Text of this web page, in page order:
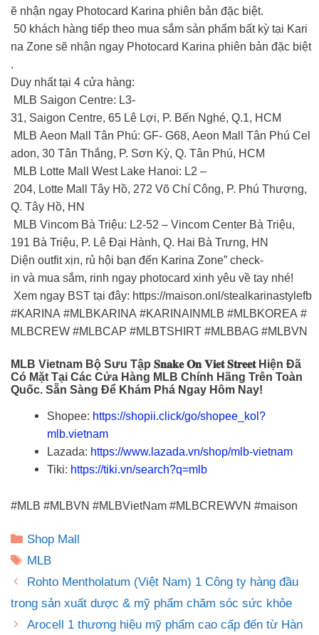
ẽ nhận ngay Photocard Karina phiên bản đặc biệt.
50 khách hàng tiếp theo mua sắm sản phẩm bất kỳ tại Kari
na Zone sẽ nhận ngay Photocard Karina phiên bản đặc biệt
.
Duy nhất tại 4 cửa hàng:
MLB Saigon Centre: L3-
31, Saigon Centre, 65 Lê Lợi, P. Bến Nghé, Q.1, HCM
MLB Aeon Mall Tân Phú: GF- G68, Aeon Mall Tân Phú Cel
adon, 30 Tân Thắng, P. Sơn Kỳ, Q. Tân Phú, HCM
MLB Lotte Mall West Lake Hanoi: L2 –
204, Lotte Mall Tây Hồ, 272 Võ Chí Công, P. Phú Thượng,
Q. Tây Hồ, HN
MLB Vincom Bà Triệu: L2-52 – Vincom Center Bà Triệu,
191 Bà Triệu, P. Lê Đại Hành, Q. Hai Bà Trưng, HN
Diện outfit xịn, rủ hội bạn đến Karina Zone” check-
in và mua sắm, rinh ngay photocard xinh yêu về tay nhé!
Xem ngay BST tại đây: https://maison.onl/stealkarinastylefb
#KARINA #MLBKARINA #KARINAINMLB #MLBKOREA #
MLBCREW #MLBCAP #MLBTSHIRT #MLBBAG #MLBVN
MLB Vietnam Bộ Sưu Tập 𝐒𝐧𝐚𝐤𝐞 𝐎𝐧 𝐕𝐢𝐞𝐭 𝐒𝐭𝐫𝐞𝐞𝐭 Hiện Đã
Có Mặt Tại Các Cửa Hàng MLB Chính Hãng Trên Toàn
Quốc. Sẵn Sàng Để Khám Phá Ngay Hôm Nay!
Shopee: https://shopii.click/go/shopee_kol?
mlb.vietnam
Lazada: https://www.lazada.vn/shop/mlb-vietnam
Tiki: https://tiki.vn/search?q=mlb
#MLB #MLBVN #MLBVietNam #MLBCREWVN #maison
Danh
mục
Shop Mall
Thẻ
MLB
Rohto Mentholatum (Việt Nam) 1 Công ty hàng đầu
trong sản xuất dược & mỹ phẩm chăm sóc sức khỏe
Arocell 1 thương hiệu mỹ phẩm cao cấp đến từ Hàn